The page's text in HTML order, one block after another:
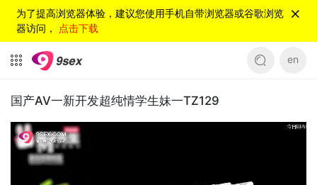
为了提高浏览器体验，建议您使用手机自带浏览器或谷歌浏览
器访问， 点击下载
en
国产AV一新开发超纯情学生妹一TZ129